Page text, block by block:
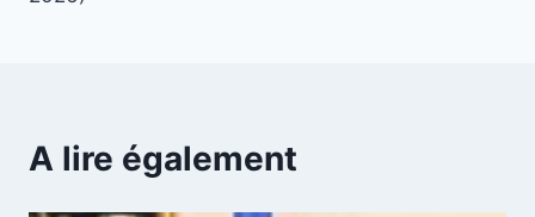
A lire également